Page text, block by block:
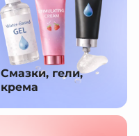
Смазки, гели,
крема